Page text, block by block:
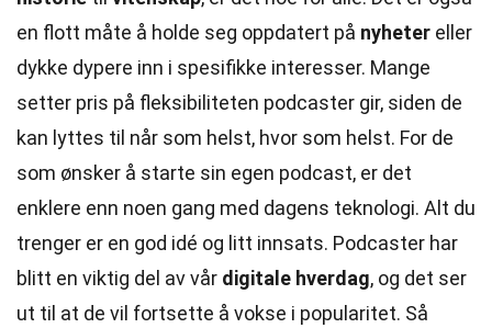
en flott måte å holde seg oppdatert på nyheter eller
dykke dypere inn i spesifikke interesser. Mange
setter pris på fleksibiliteten podcaster gir, siden de
kan lyttes til når som helst, hvor som helst. For de
som ønsker å starte sin egen podcast, er det
enklere enn noen gang med dagens teknologi. Alt du
trenger er en god idé og litt innsats. Podcaster har
blitt en viktig del av vår digitale hverdag, og det ser
ut til at de vil fortsette å vokse i popularitet. Så